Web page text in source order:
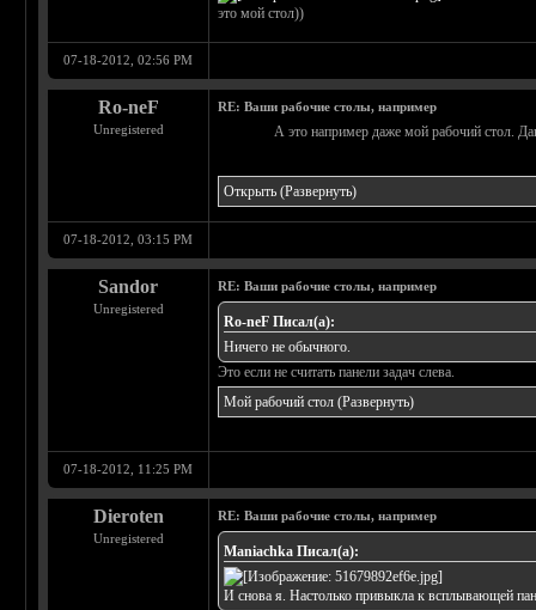
это мой стол))
07-18-2012, 02:56 PM
Ro-neF
Unregistered
RE: Ваши рабочие столы, например
А это например даже мой рабочий стол.
Открыть(Развернуть)
07-18-2012, 03:15 PM
Sandor
Unregistered
RE: Ваши рабочие столы, например
Ro-neF Писал(а):
Ничего не обычного.
Это если не считать панели задач слева.
Мой рабочий стол(Развернуть)
07-18-2012, 11:25 PM
Dieroten
Unregistered
RE: Ваши рабочие столы, например
Maniachka Писал(а):
И снова я. Настолько привыкла к всплывающей